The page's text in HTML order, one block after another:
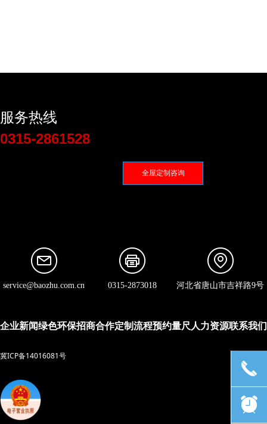
service@baozhu.com.cn 0315-2873018 河北省唐山市吉祥路9号
服务热线
0315-2861528
全屋定制咨询
企业新闻绿色环保招商合作定制流程预约量尺 人力资源联系我们
冀ICP备14016081号
끅
뀥